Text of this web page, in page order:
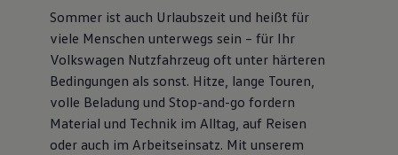
Sommer ist auch Urlaubszeit und heißt für
viele Menschen unterwegs sein – für Ihr
Volkswagen Nutzfahrzeug oft unter härteren
Bedingungen als sonst. Hitze, lange Touren,
volle Beladung und Stop-and-go fordern
Material und Technik im Alltag, auf Reisen
oder auch im Arbeitseinsatz. Mit unserem